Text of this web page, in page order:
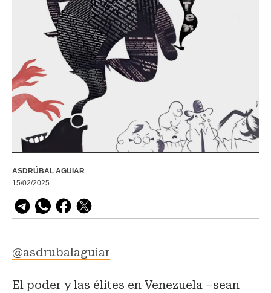
ASDRÚBAL AGUIAR
15/02/2025
@asdrubalaguiar
El poder y las élites en Venezuela –sean